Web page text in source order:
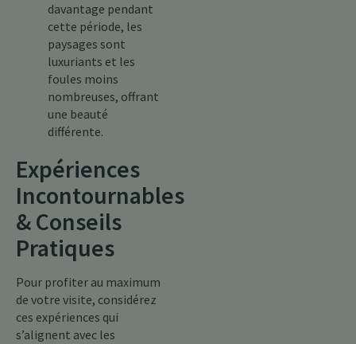
davantage pendant
cette période, les
paysages sont
luxuriants et les
foules moins
nombreuses, offrant
une beauté
différente.
Expériences
Incontournables
& Conseils
Pratiques
Pour profiter au maximum
de votre visite, considérez
ces expériences qui
s’alignent avec les